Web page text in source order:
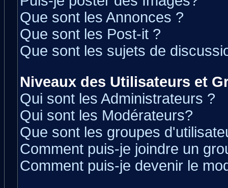
Que sont les Annonces ?
Que sont les Post-it ?
Que sont les sujets de
Niveaux des Utilisateurs et
Qui sont les Administrateurs ?
Qui sont les Modérateurs?
Que sont les groupes
Comment puis-je joindre un
Comment puis-je devenir le